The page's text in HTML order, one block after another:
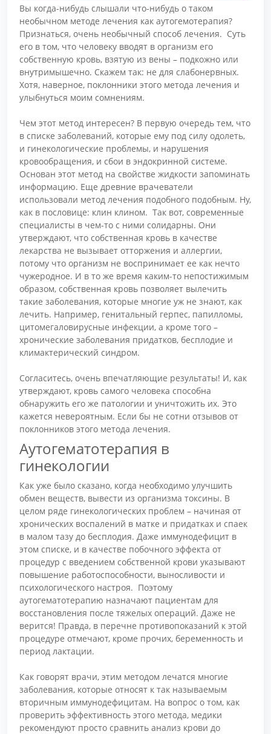
Вы когда-нибудь слышали что-нибудь о таком
необычном методе лечения как аутогемотерапия?
Признаться, очень необычный способ лечения. Суть
его в том, что человеку вводят в организм его
собственную кровь, взятую из вены – подкожно или
внутримышечно. Скажем так: не для слабонервных.
Хотя, наверное, поклонники этого метода лечения и
улыбнуться моим сомнениям.
Чем этот метод интересен? В первую очередь тем, что
в списке заболеваний, которые ему под силу одолеть,
и гинекологические проблемы, и нарушения
кровообращения, и сбои в эндокринной системе.
Основан этот метод на свойстве жидкости запоминать
информацию. Еще древние врачеватели
использовали метод лечения подобного подобным. Ну,
как в пословице: клин клином. Так вот, современные
специалисты в чем-то с ними солидарны. Они
утверждают, что собственная кровь в качестве
лекарства не вызывает отторжения и аллергии,
потому что организм не воспринимает ее как нечто
чужеродное. И в то же время каким-то непостижимым
образом, собственная кровь позволяет вылечить
такие заболевания, которые многие уж не знают, как
лечить. Например, генитальный герпес, папилломы,
цитомегаловирусные инфекции, а кроме того –
хронические заболевания придатков, бесплодие и
климактерический синдром.
Согласитесь, очень впечатляющие результаты! И, как
утверждают, кровь самого человека способна
обнаружить его же патологии и уничтожить их. Это
кажется невероятным. Если бы не сотни отзывов от
поклонников этого метода лечения.
Аутогематотерапия в
гинекологии
Как уже было сказано, когда необходимо улучшить
обмен веществ, вывести из организма токсины. В
целом ряде гинекологических проблем – начиная от
хронических воспалений в матке и придатках и спаек
в малом тазу до бесплодия. Даже иммунодефицит в
этом списке, и в качестве побочного эффекта от
процедур с введением собственной крови указывают
повышение работоспособности, выносливости и
психологического настроя. Поэтому
аутогематотерапию назначают пациентам для
восстановления после тяжелых операций. Даже не
верится! Правда, в перечне противопоказаний к этой
процедуре отмечают, кроме прочих, беременность и
период лактации.
Как говорят врачи, этим методом лечатся многие
заболевания, которые относят к так называемым
вторичным иммунодефицитам. На вопрос о том, как
проверить эффективность этого метода, медики
рекомендуют просто сравнить анализ крови до